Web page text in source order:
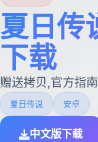
夏日传
下载
赠送拷贝,官方指
夏日传说 安卓
中文版下载